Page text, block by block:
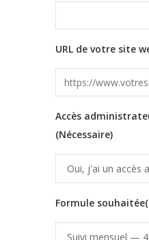
URL de votre site
Accès
(Nécessaire)
Formule souhaitée